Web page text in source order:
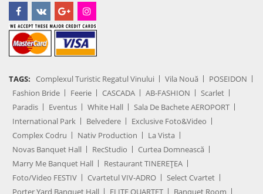
TAGS: Complexul Turistic Regatul Vinului Vila Nouă
POSEIDON
Fashion Bride
Feerie CASCADA AB-FASHION
Scarlet
Paradis
Eventus White Hall
Sala De Bachete AEROPORT
International Park
Belvedere
Exclusive Foto&Video
Complex Codru
Nativ Production
La Vista
Novas Banquet Hall
RecStudio
Curtea Domnească
Marry Me Banquet Hall
Restaurant TINEREȚEA
Foto/Video FESTIV
Cvartetul VIV-ADRO
Select Cvartet
Porter Yard Banquet Hall
ELITE QUARTET Banquet Room